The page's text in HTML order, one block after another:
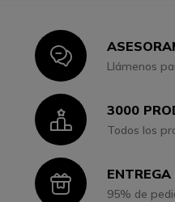
IconLlámenos
Icon3000
Todos los
Icon95% de